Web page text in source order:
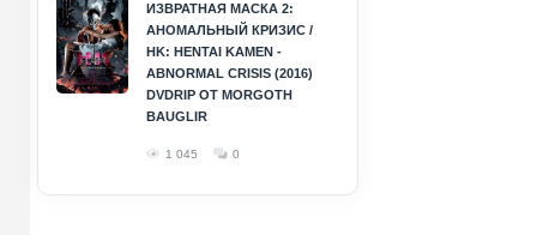
ИЗВРАТНАЯ МАСКА 2:
АНОМАЛЬНЫЙ КРИЗИС /
HK: HENTAI KAMEN -
ABNORMAL CRISIS (2016)
DVDRIP ОТ MORGOTH
BAUGLIR
1 045 0